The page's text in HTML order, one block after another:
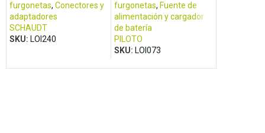
furgonetas, Conectores y
adaptadores
SCHAUDT
SKU: LOI240
furgonetas, Fuente de
alimentación y cargador
de batería
PILOTO
SKU: LOI073